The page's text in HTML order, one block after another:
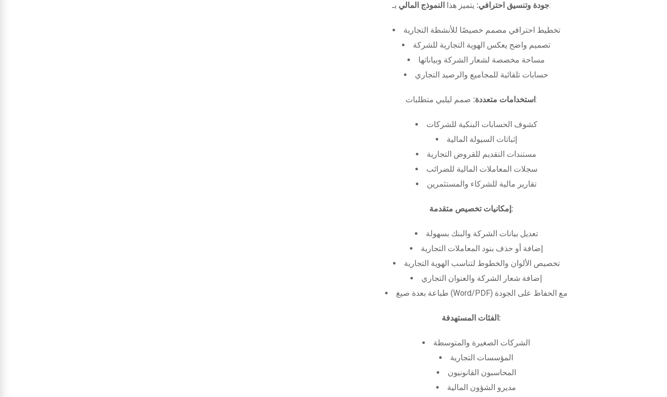
جودة وتنسيق احترافي: يتميز هذا النموذج المالي بـ:
تخطيط احترافي مصمم خصيصًا للأنشطة التجارية
تصميم واضح يعكس الهوية التجارية للشركة
مساحة مخصصة لشعار الشركة وبياناتها
حسابات تلقائية للمجاميع والرصيد التجاري
استخدامات متعددة:صمم ليلبي متطلبات:
كشوف الحسابات البنكية للشركات
إثباتات السيولة المالية
مستندات التقديم للقروض التجارية
سجلات المعاملات المالية للضرائب
تقارير مالية للشركاء والمستثمرين
إمكانيات تخصيص متقدمة:
تعديل بيانات الشركة والبنك بسهولة
إضافة أو حذف بنود المعاملات التجارية
تخصيص الألوان والخطوط لتناسب الهوية التجارية
إضافة شعار الشركة والعنوان التجاري
طباعة بعدة صيغ (Word/PDF) مع الحفاظ على الجودة
الفئات المستهدفة:
الشركات الصغيرة والمتوسطة
المؤسسات التجارية
المحاسبون القانونيون
مديرو الشؤون المالية